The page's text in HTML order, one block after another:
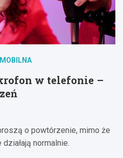
w telefonie –
o powtórzenie, mimo że
normalnie.